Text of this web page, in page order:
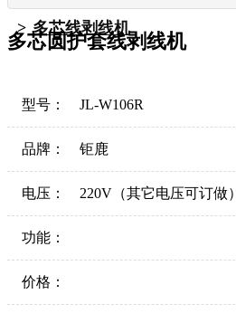
多芯线剥线机
多芯圆护套线剥线机
型号： JL-W106R
品牌： 钜鹿
电压： 220V（其它电压可订做）
功能：
价格：